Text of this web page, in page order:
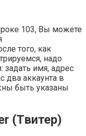
103, Вы можете
того, как
надо
задать имя, адрес
два аккаунта в
быть указаны
(Твитер)